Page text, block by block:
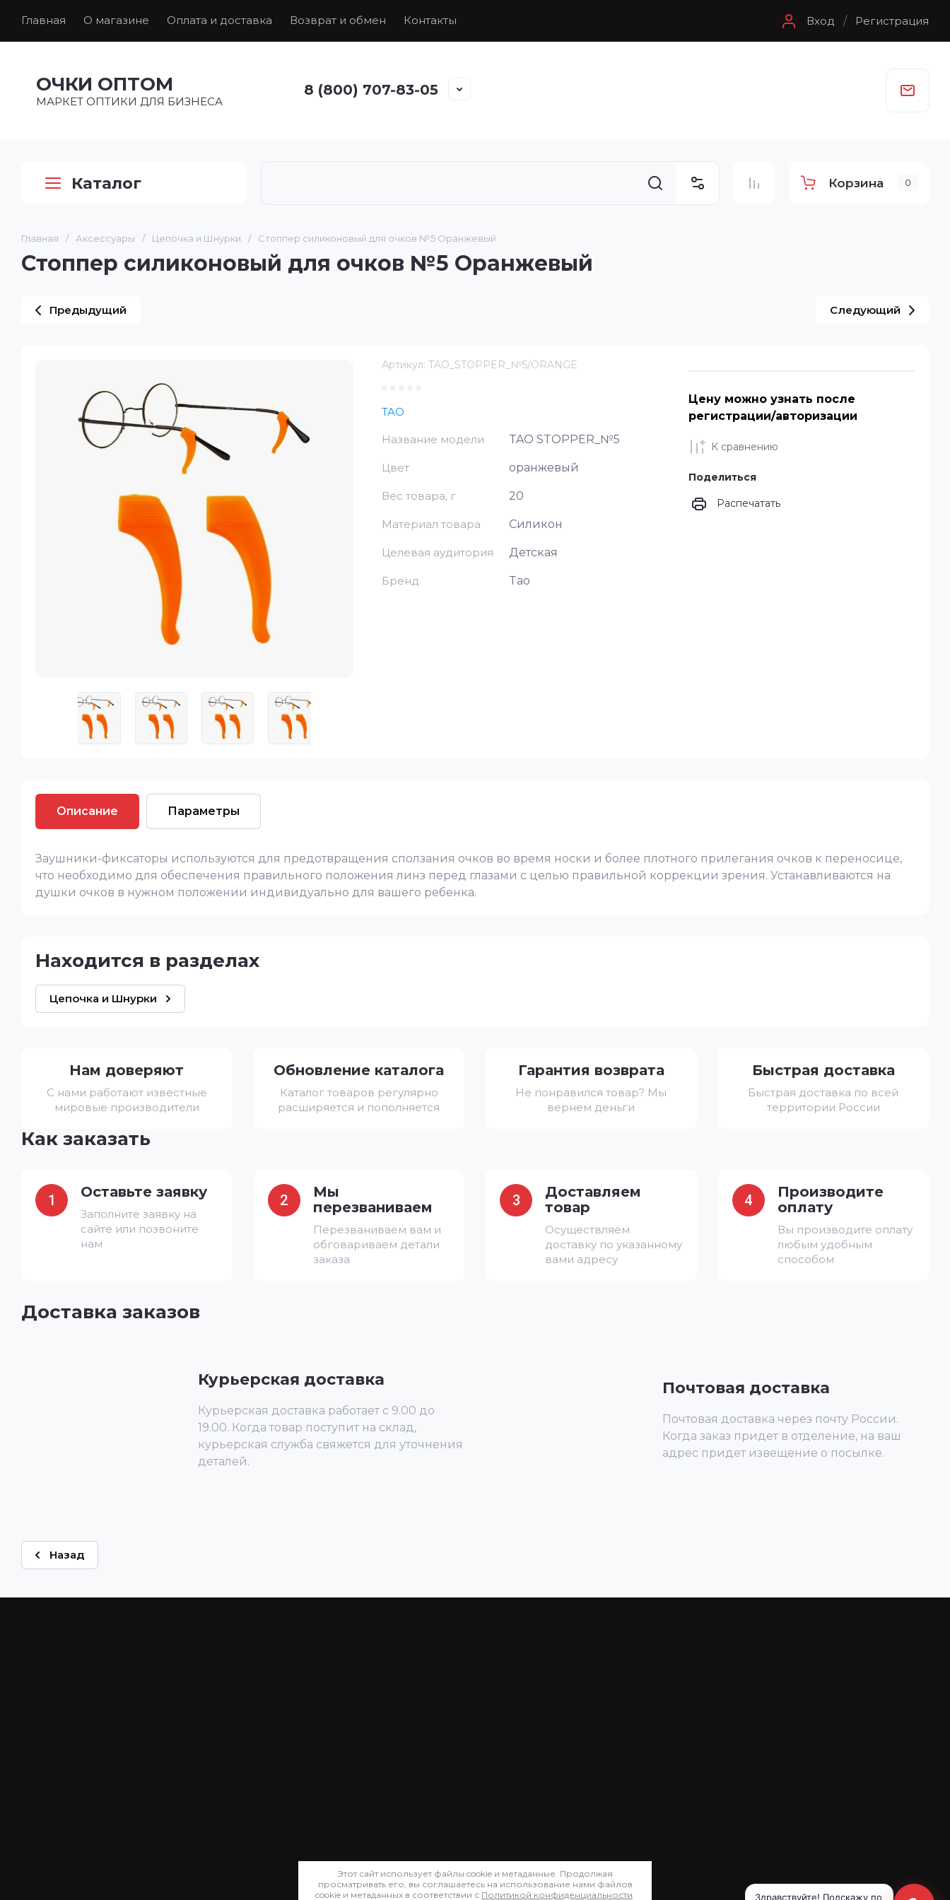
Главная О магазине Оплата и доставка Возврат и обмен Контакты Вход / Регистрация
ОЧКИ ОПТОМ
МАРКЕТ ОПТИКИ ДЛЯ БИЗНЕСА
8 (800) 707-83-05
Каталог Корзина 0
Главная / Аксессуары / Цепочка и Шнурки / Стоппер силиконовый для очков №5 Оранжевый
Стоппер силиконовый для очков №5 Оранжевый
Предыдущий Следующий
Артикул: TAO_STOPPER_№5/ORANGE
TAO
Название модели TAO STOPPER_№5
Цвет оранжевый
Вес товара, г 20
Материал товара Силикон
Целевая аудитория Детская
Бренд Tao
Цену можно узнать после
регистрации/авторизации
К сравнению
Поделиться
Распечатать
Описание Параметры
Заушники-фиксаторы используются для предотвращения сползания очков во время носки и более плотного прилегания очков к переносице,
что необходимо для обеспечения правильного положения линз перед глазами с целью правильной коррекции зрения. Устанавливаются на
душки очков в нужном положении индивидуально для вашего ребенка.
Находится в разделах
Цепочка и Шнурки
Нам доверяют
С нами работают известные
мировые производители
Обновление каталога
Каталог товаров регулярно
расширяется и пополняется
Гарантия возврата
Не понравился товар? Мы
вернем деньги
Быстрая доставка
Быстрая доставка по всей
территории России
Как заказать
1 Оставьте заявку
Заполните заявку на
сайте или позвоните
нам
2
Мы
перезваниваем
Перезваниваем вам и
обговариваем детали
заказа
3
Доставляем
товар
Осуществляем
доставку по указанному
вами адресу
4
Производите
оплату
Вы производите оплату
любым удобным
способом
Доставка заказов
Курьерская доставка
Курьерская доставка работает с 9.00 до
19.00. Когда товар поступит на склад,
курьерская служба свяжется для уточнения
деталей.
Почтовая доставка
Почтовая доставка через почту России.
Когда заказ придет в отделение, на ваш
адрес придет извещение о посылке.
Назад
Здравствуйте! Подскажу по
Этот сайт использует файлы cookie и метаданные. Продолжая
просматривать его, вы соглашаетесь на использование нами файлов
cookie и метаданных в соответствии с Политикой конфиденциальности.